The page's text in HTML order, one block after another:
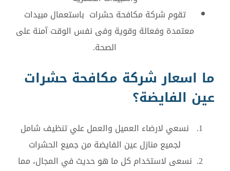
تقوم شركة مكافحة حشرات باستعمال مبيدات
معتمدة وفعالة وقوية وفى نفس الوقت آمنة على
الصحة.
ما اسعار شركة مكافحة حشرات
عين الفايضة؟
نسعي لارضاء العميل والعمل علي تنظيف شامل
لجميع منازل عين الفايضة من جميع الحشرات
نسعى لاستخدام كل ما هو حديث في المجال، مما